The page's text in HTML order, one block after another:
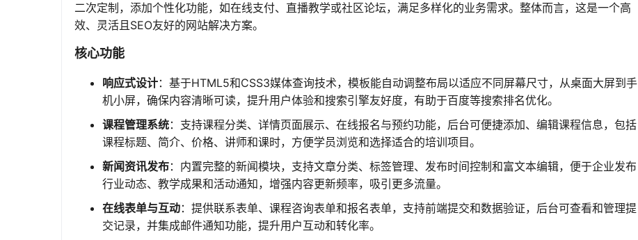
二次定制，添加个性化功能，如在线支付、直播教学或社区论坛，满足多样化的业务需求。整体而言，这是一个高
效、灵活且SEO友好的网站解决方案。
核心功能
响应式设计：基于HTML5和CSS3媒体查询技术，模板能自动调整布局以适应不同屏幕尺寸，从桌面大屏到手
机小屏，确保内容清晰可读，提升用户体验和搜索引擎友好度，有助于百度等搜索排名优化。
课程管理系统：支持课程分类、详情页面展示、在线报名与预约功能，后台可便捷添加、编辑课程信息，包括
课程标题、简介、价格、讲师和课时，方便学员浏览和选择适合的培训项目。
新闻资讯发布：内置完整的新闻模块，支持文章分类、标签管理、发布时间控制和富文本编辑，便于企业发布
行业动态、教学成果和活动通知，增强内容更新频率，吸引更多流量。
在线表单与互动：提供联系表单、课程咨询表单和报名表单，支持前端提交和数据验证，后台可查看和管理提
交记录，并集成邮件通知功能，提升用户互动和转化率。